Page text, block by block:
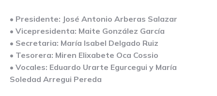
• Presidente: José Antonio Arberas Salazar
• Vicepresidenta: Maite González García
• Secretaria: María Isabel Delgado Ruiz
• Tesorera: Miren Elixabete Oca Cossio
• Vocales: Eduardo Urarte Egurcegui y María
Soledad Arregui Pereda